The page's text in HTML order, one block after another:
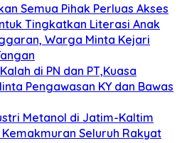
Semua Pihak Perluas Akses
Tingkatkan Literasi Anak
Warga Minta Kejari
di PN dan PT,Kuasa
Pengawasan KY dan Bawas
Metanol di Jatim-Kaltim
Seluruh Rakyat